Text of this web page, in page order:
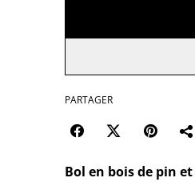
PARTAGER
Bol en bois de pin